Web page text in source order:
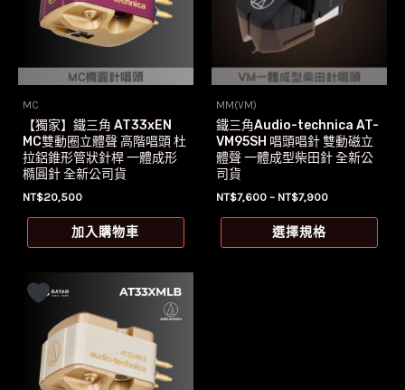
在
頁
MC
【獨家】鐵三角 AT33xEN
MC雙動圈立體聲 高階唱頭 杜
拉鋁錐形管狀針桿 一體成形
橢圓針 全新公司貨
NT$20,500
加入購物車
MM(VM)
鐵三角Audio-technica AT-
VM95SH 唱頭唱針 雙動磁立
體聲 一體成型柴田針 全新公
司貨
NT$7,600 – NT$7,900價
選擇規格
此
產